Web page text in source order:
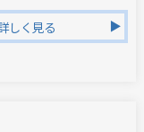
しく見る